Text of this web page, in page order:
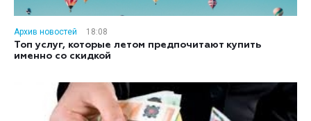
Архив новостей
18:08
Топ услуг, которые летом предпочитают купить
именно со скидкой